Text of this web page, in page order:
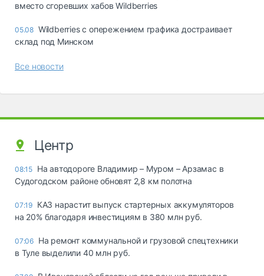
вместо сгоревших хабов Wildberries
05.08 Wildberries с опережением графика достраивает
склад под Минском
Все новости
Центр
08:15 На автодороге Владимир – Муром – Арзамас в
Судогодском районе обновят 2,8 км полотна
07:19 КАЗ нарастит выпуск стартерных аккумуляторов
на 20% благодаря инвестициям в 380 млн руб.
07:06 На ремонт коммунальной и грузовой спецтехники
в Туле выделили 40 млн руб.